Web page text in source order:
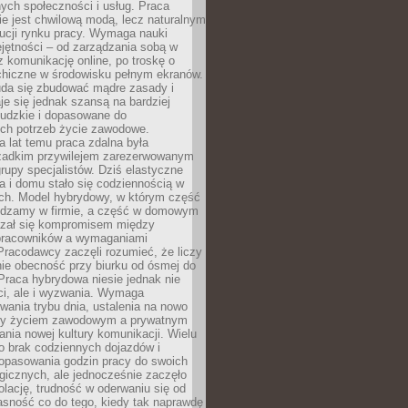
społeczności i usług. Praca
jest chwilową modą, lecz naturalnym
rynku pracy. Wymaga nauki
– od zarządzania sobą w
komunikację online, po troskę o
w środowisku pełnym ekranów.
się zbudować mądre zasady i
się jednak szansą na bardziej
i dopasowane do
potrzeb życie zawodowe.
lat temu praca zdalna była
przywilejem zarezerwowanym
specjalistów. Dziś elastyczne
i domu stało się codziennością w
Model hybrydowy, w którym część
w firmie, a część w domowym
się kompromisem między
a wymaganiami
zaczęli rozumieć, że liczy
obecność przy biurku od ósmej do
hybrydowa niesie jednak nie
ale i wyzwania. Wymaga
trybu dnia, ustalenia na nowo
życiem zawodowym a prywatnym
nowej kultury komunikacji. Wielu
brak codziennych dojazdów i
godzin pracy do swoich
ale jednocześnie zaczęło
trudność w oderwaniu się od
co do tego, kiedy tak naprawdę